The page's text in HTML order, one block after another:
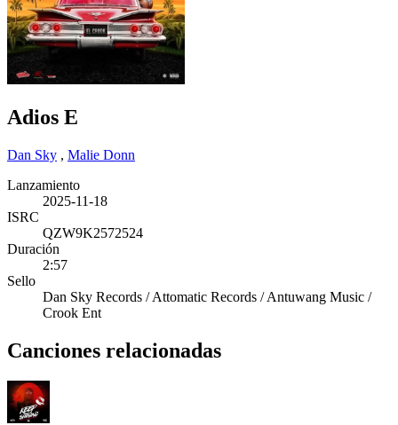
Adios E
Dan Sky , Malie Donn
Lanzamiento
2025-11-18
ISRC
QZW9K2572524
Duración
2:57
Sello
Dan Sky Records / Attomatic Records / Antuwang Music /
Crook Ent
Canciones relacionadas